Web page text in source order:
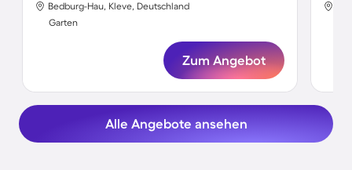
Bedburg-Hau, Kleve, Deutschland
Garten
Zum Angebot
Alle Angebote ansehen